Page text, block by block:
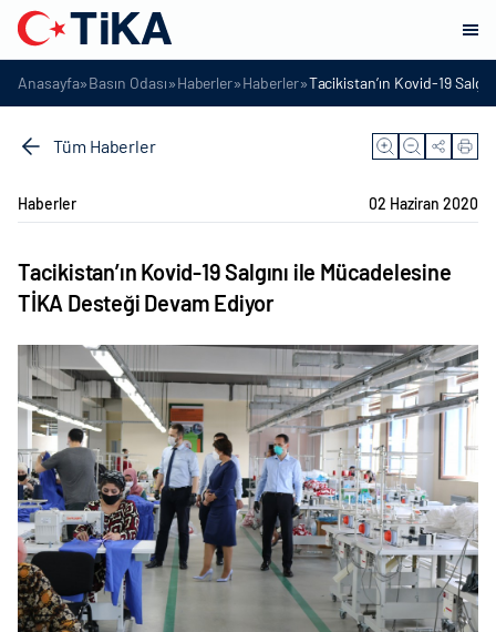
Anasayfa»Basın Odası»Haberler»Haberler»Tacikistan’ın Kovid-19
Tüm Haberler
Haberler 02 Haziran 2020
Tacikistan’ın Kovid-19 Salgını ile Mücadelesine
TİKA Desteği Devam Ediyor